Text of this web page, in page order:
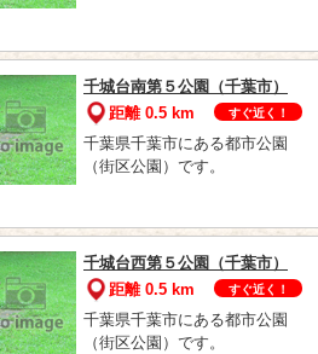
千城台南第５公園（千葉市）
距離 0.5 km
すぐ近く！
千葉県千葉市にある都市公園
（街区公園）です。
千城台西第５公園（千葉市）
距離 0.5 km
すぐ近く！
千葉県千葉市にある都市公園
（街区公園）です。